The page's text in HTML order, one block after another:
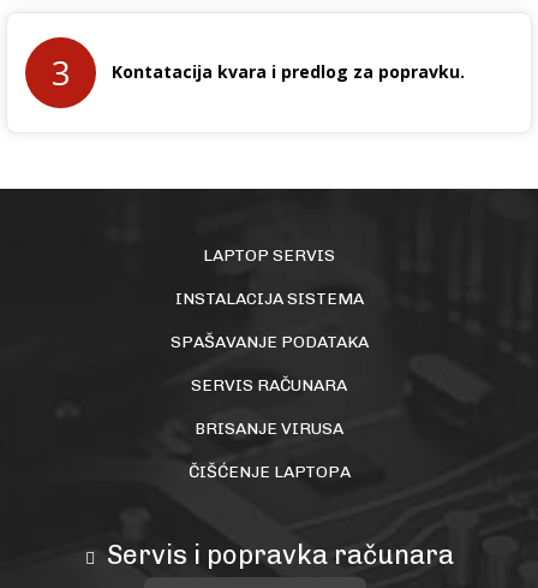
3 Kontatacija kvara i predlog za popravku.
LAPTOP SERVIS
INSTALACIJA SISTEMA
SPAŠAVANJE PODATAKA
SERVIS RAČUNARA
BRISANJE VIRUSA
ČIŠĆENJE LAPTOPA
Servis i popravka računara